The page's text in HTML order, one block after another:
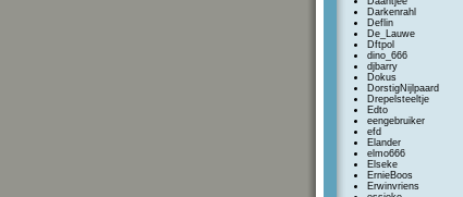
Darkenrahl
Deflin
De_Lauwe
Dftpol
dino_666
djbarry
Dokus
DorstigNijlpaard
Drepelsteeltje
Edto
eengebruiker
efd
Elander
elmo666
Elseke
ErnieBoos
Erwinvriens